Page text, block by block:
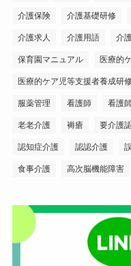
介護保険 介護基礎研修
介護求人 介護用語 介
保育園マニュアル 医療的
医療的ケア児等支援者養成研
服薬管理 看護師 看護
老老介護 褥瘡 要介護
認知症介護 認認介護
食事介護 高次脳機能障害